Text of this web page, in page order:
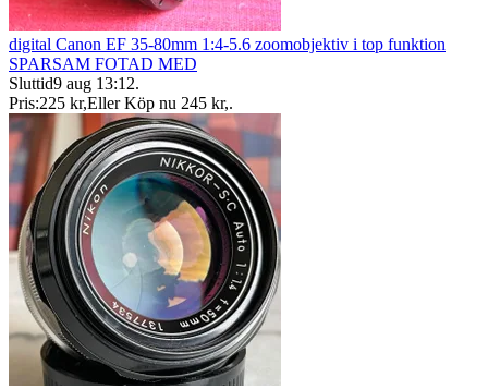
digital Canon EF 35-80mm 1:4-5.6 zoomobjektiv i top funktion
SPARSAM FOTAD MED
Sluttid9 aug 13:12.
Pris:225 kr,Eller Köp nu 245 kr,.